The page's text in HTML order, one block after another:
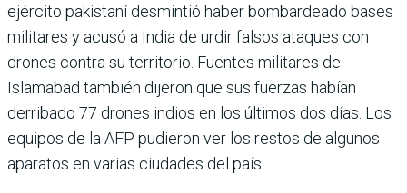
ejército pakistaní desmintió haber bombardeado bases
militares y acusó a India de urdir falsos ataques con
drones contra su territorio. Fuentes militares de
Islamabad también dijeron que sus fuerzas habían
derribado 77 drones indios en los últimos dos días. Los
equipos de la AFP pudieron ver los restos de algunos
aparatos en varias ciudades del país.